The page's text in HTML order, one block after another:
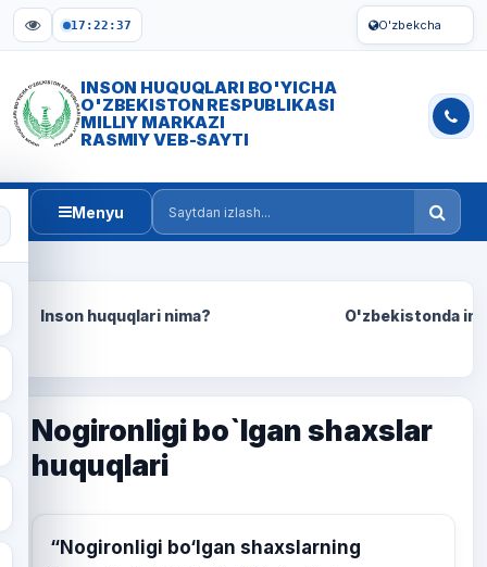
17:22:38 O'zbekcha
INSON HUQUQLARI BO'YICHA
O'ZBEKISTON RESPUBLIKASI
MILLIY MARKAZI
RASMIY VEB-SAYTI
Menyu
Saytdan izlash
Inson huquqlari nima? O'zbekistonda
Nogironligi bo`lgan shaxslar
huquqlari
“Nogironligi bo‘lgan shaxslarning